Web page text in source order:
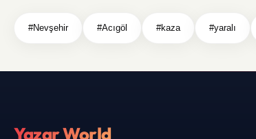
#Nevşehir #Acıgöl #kaza #yaralı
Yazar World